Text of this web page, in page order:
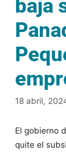
baja
18 abril,
El gobierno
quite el